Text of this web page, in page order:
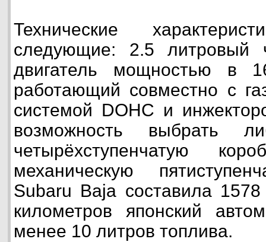
Технические
следующие: 2.5 литровый
двигатель мощностью в
работающий совместно с
системой DOHC и
возможность выбрать
четырёхступенчатую
механическую
Subaru Baja составила
километров японский
менее 10 литров топлива.